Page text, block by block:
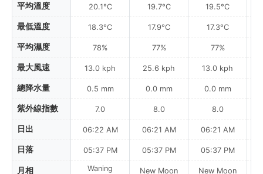
平均溫度
最低溫度
平均濕度
最大風速
總降水量
紫外線指數
日出
日落
月相
20.1°C
18.3°C
78%
13.0 kph
0.5 mm
7.0
06:22 AM
05:37 PM
Waning
19.7°C
17.9°C
77%
25.6 kph
0.0 mm
8.0
06:21 AM
05:37 PM
New Moon
19.5°C
17.3°C
77%
13.0 kph
0.0 mm
8.0
06:21 AM
05:37 PM
New Moon